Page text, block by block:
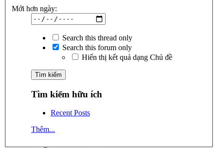
Mới hơn ngày:
Search this thread only
Search this forum only
Hiển thị kết quả dạng Chủ đề
Tìm kiếm hữu ích
Recent Posts
Thêm...